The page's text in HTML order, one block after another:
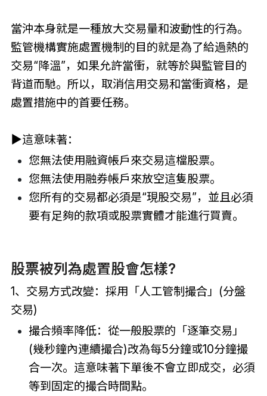
當沖本身就是一種放大交易量和波動性的行為。
監管機構實施處置機制的目的就是為了給過熱的
交易“降溫”，如果允許當衝，就等於與監管目的
背道而馳。所以，取消信用交易和當衝資格，是
處置措施中的首要任務。
▶這意味著：
您無法使用融資帳戶來交易這檔股票。
您無法使用融券帳戶來放空這隻股票。
您所有的交易都必須是“現股交易”，並且必須
要有足夠的款項或股票實體才能進行買賣。
股票被列為處置股會怎樣?
1、交易方式改變：採用「人工管制撮合」(分盤
交易)
撮合頻率降低：從一般股票的「逐筆交易」
(幾秒鐘內連續撮合)改為每5分鐘或10分鐘撮
合一次。這意味著下單後不會立即成交，必須
等到固定的撮合時間點。